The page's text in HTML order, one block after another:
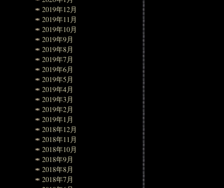
2019年12月
2019年11月
2019年10月
2019年9月
2019年8月
2019年7月
2019年6月
2019年5月
2019年4月
2019年3月
2019年2月
2019年1月
2018年12月
2018年11月
2018年10月
2018年9月
2018年8月
2018年7月